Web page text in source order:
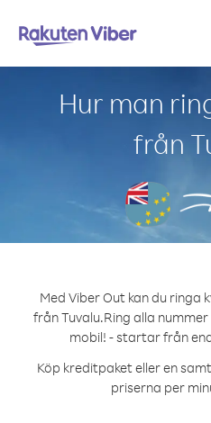
Hur man
från
Med Viber Out kan du
från Tuvalu.Ring alla
mobil! - startar från
Köp kreditpaket eller en
priserna per